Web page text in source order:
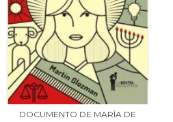
DOCUMENTO DE MARÍA DE